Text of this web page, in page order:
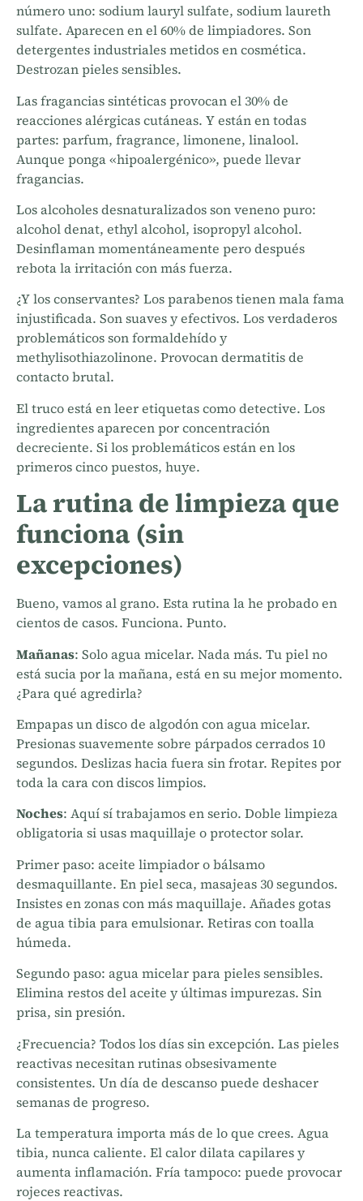
número uno: sodium lauryl sulfate, sodium laureth
sulfate. Aparecen en el 60% de limpiadores. Son
detergentes industriales metidos en cosmética.
Destrozan pieles sensibles.
Las fragancias sintéticas provocan el 30% de
reacciones alérgicas cutáneas. Y están en todas
partes: parfum, fragrance, limonene, linalool.
Aunque ponga «hipoalergénico», puede llevar
fragancias.
Los alcoholes desnaturalizados son veneno puro:
alcohol denat, ethyl alcohol, isopropyl alcohol.
Desinflaman momentáneamente pero después
rebota la irritación con más fuerza.
¿Y los conservantes? Los parabenos tienen mala fama
injustificada. Son suaves y efectivos. Los verdaderos
problemáticos son formaldehído y
methylisothiazolinone. Provocan dermatitis de
contacto brutal.
El truco está en leer etiquetas como detective. Los
ingredientes aparecen por concentración
decreciente. Si los problemáticos están en los
primeros cinco puestos, huye.
La rutina de limpieza que
funciona (sin
excepciones)
Bueno, vamos al grano. Esta rutina la he probado en
cientos de casos. Funciona. Punto.
Mañanas: Solo agua micelar. Nada más. Tu piel no
está sucia por la mañana, está en su mejor momento.
¿Para qué agredirla?
Empapas un disco de algodón con agua micelar.
Presionas suavemente sobre párpados cerrados 10
segundos. Deslizas hacia fuera sin frotar. Repites por
toda la cara con discos limpios.
Noches: Aquí sí trabajamos en serio. Doble limpieza
obligatoria si usas maquillaje o protector solar.
Primer paso: aceite limpiador o bálsamo
desmaquillante. En piel seca, masajeas 30 segundos.
Insistes en zonas con más maquillaje. Añades gotas
de agua tibia para emulsionar. Retiras con toalla
húmeda.
Segundo paso: agua micelar para pieles sensibles.
Elimina restos del aceite y últimas impurezas. Sin
prisa, sin presión.
¿Frecuencia? Todos los días sin excepción. Las pieles
reactivas necesitan rutinas obsesivamente
consistentes. Un día de descanso puede deshacer
semanas de progreso.
La temperatura importa más de lo que crees. Agua
tibia, nunca caliente. El calor dilata capilares y
aumenta inflamación. Fría tampoco: puede provocar
rojeces reactivas.